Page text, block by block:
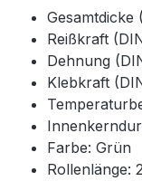
Gesamtdicke
Reißkraft
Dehnung
Klebkraft
Farbe: Grün
Rollenlänge: